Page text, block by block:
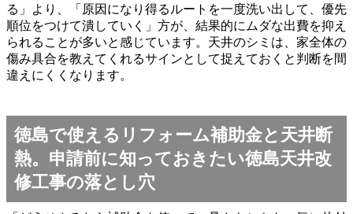
る」より、「原因になり得るルートを一度洗い出して、優先
順位をつけて潰していく」方が、結果的にムダな出費を抑え
られることが多いと感じています。天井のシミは、家全体の
傷み具合を教えてくれるサインとして捉えておくと判断を間
違えにくくなります。
徳島で使えるリフォーム補助金と天井断
熱。申請前に知っておきたい徳島天井改
修工事の落とし穴